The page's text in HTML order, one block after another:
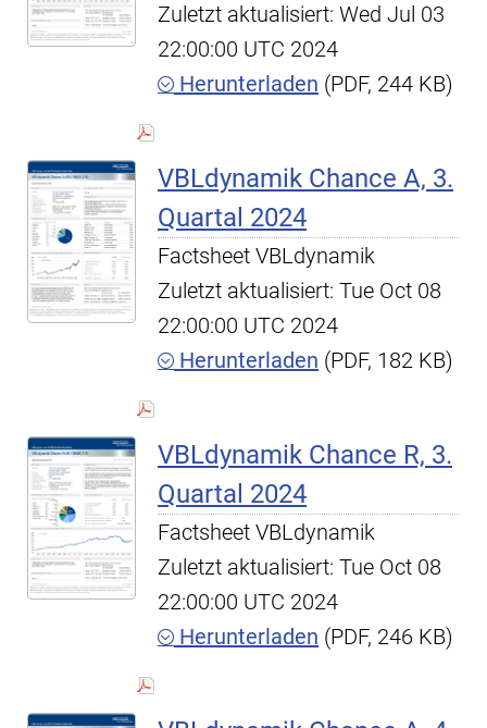
Zuletzt aktualisiert: Wed Jul 03
22:00:00 UTC 2024
Herunterladen (PDF, 244 KB)
VBLdynamik Chance A, 3.
Quartal 2024
Factsheet VBLdynamik
Zuletzt aktualisiert: Tue Oct 08
22:00:00 UTC 2024
Herunterladen (PDF, 182 KB)
VBLdynamik Chance R, 3.
Quartal 2024
Factsheet VBLdynamik
Zuletzt aktualisiert: Tue Oct 08
22:00:00 UTC 2024
Herunterladen (PDF, 246 KB)